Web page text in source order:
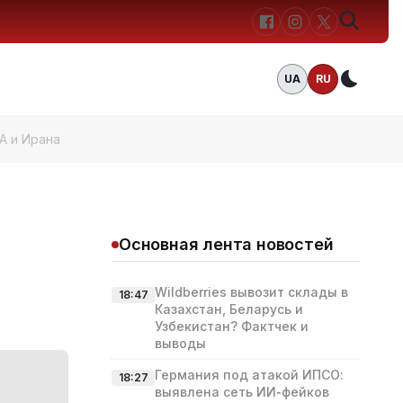
UA RU
и Ирана
Основная лента новостей
18:47 Wildberries вывозит склады в
Казахстан, Беларусь и
Узбекистан? Фактчек и
выводы
18:27 Германия под атакой ИПСО:
выявлена сеть ИИ‑фейков